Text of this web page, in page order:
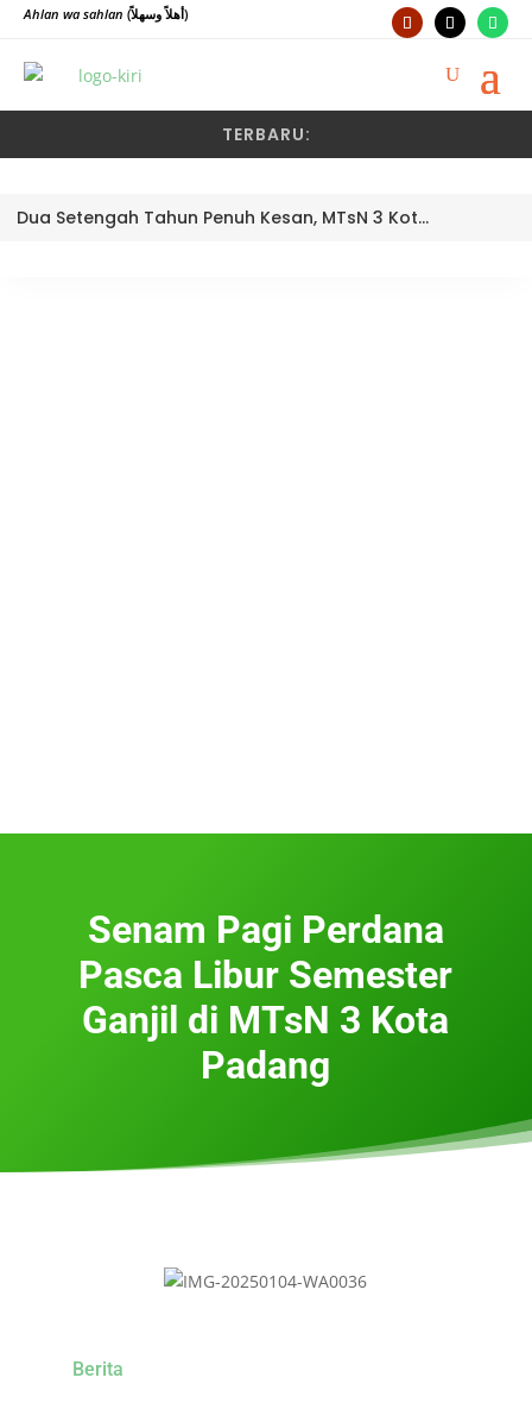
Ahlan wa sahlan (أهلاً وسهلاً)
TERBARU:
Dua Setengah Tahun Penuh Kesan, MTsN 3 Kota Padang Lepas Pengawas Pembina Dra. Nayusminar Nasrun
Senam Pagi Perdana
Pasca Libur Semester
Ganjil di MTsN 3 Kota
Padang
Berita